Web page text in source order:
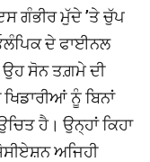
ਗੰਭੀਰ ਮੁੱਦੇ ’ਤੇ ਚੁੱਪ
ਦੇ ਫਾਈਨਲ
ਉਹ ਸੋਨ ਤਗ਼ਮੇ ਦੀ
ਨੂੰ ਬਿਨਾਂ
ਹੈ। ਉਨ੍ਹਾਂ ਕਿਹਾ
ਅਜਿਹੀ